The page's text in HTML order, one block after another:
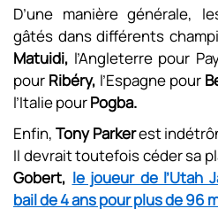
D’une manière générale,
gâtés dans différents
Matuidi, l’Angleterre pour
pour Ribéry, l’Espagne pour
l’Italie pourPogba.
Enfin,Tony Parkerest
Il devrait toutefois céder sa
Gobert, le joueur de l’Utah
bail de 4 ans pour plus de 96